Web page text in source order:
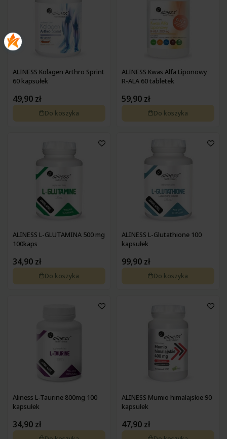
ALINESS Kolagen Arthro Sprint
60 kapsułek
49,90 zł
Do koszyka
ALINESS Kwas Alfa Liponowy
R-ALA 60 tabletek
59,90 zł
Do koszyka
ALINESS L-GLUTAMINA 500 mg
100kaps
34,90 zł
Do koszyka
ALINESS L-Glutathione 100
kapsułek
99,90 zł
Do koszyka
Aliness L-Taurine 800mg 100
kapsułek
34,90 zł
ALINESS Mumio himalajskie 90
kapsułek
47,90 zł